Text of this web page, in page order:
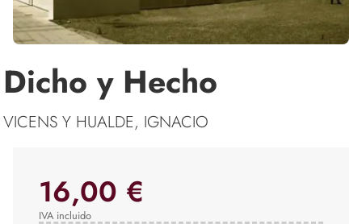
Dicho y Hecho
VICENS Y HUALDE, IGNACIO
16,00 €
IVA incluido